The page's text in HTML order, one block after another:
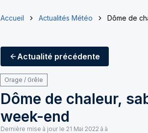
Accueil Actualités Météo Dôme de
Actualité précédente
Orage / Grêle
Dôme de chaleur,
week-end
Dernière mise à jour le 21 Mai 2022 à à